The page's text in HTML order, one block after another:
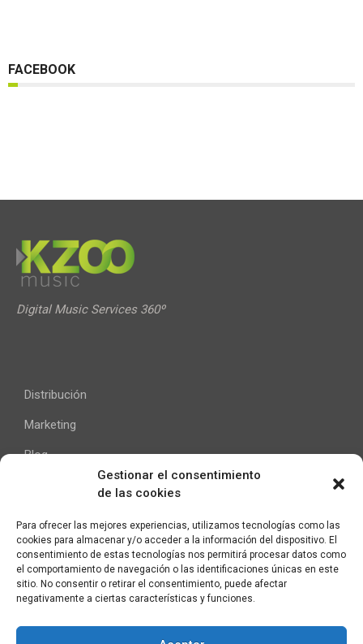
Gestionar el consentimiento
de las cookies
Para ofrecer las mejores experiencias, utilizamos tecnologías como las
cookies para almacenar y/o acceder a la información del dispositivo. El
consentimiento de estas tecnologías nos permitirá procesar datos como
el comportamiento de navegación o las identificaciones únicas en este
sitio. No consentir o retirar el consentimiento, puede afectar
negativamente a ciertas características y funciones.
FACEBOOK
Digital Music Services 360º
Distribución
Marketing
Blog
Ayuda
Contacto
Aviso Legal